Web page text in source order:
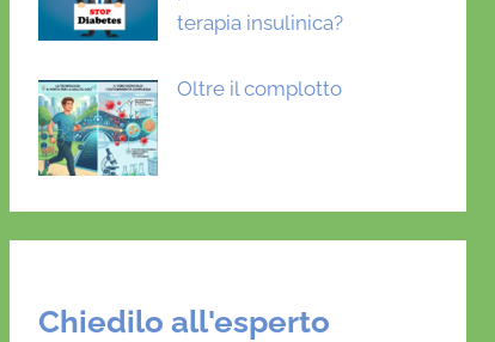
terapia insulinica?
Oltre il complotto
Chiedilo all'esperto